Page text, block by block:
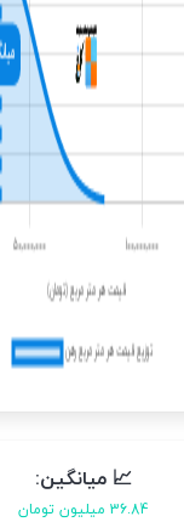
📈 میانگین:
36.84 میلیون تومان